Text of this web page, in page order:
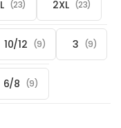
(23) 2XL (23)
10/12 (9) 3 (9)
6/8 (9)